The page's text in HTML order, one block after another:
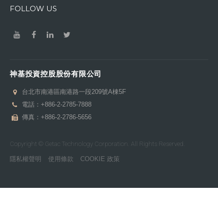
FOLLOW US
神基投資控股股份有限公司
台北市南港區南港路一段209號A棟5F
電話： +886-2-2785-7888
傳真：+886-2-2786-5656
Copyright © Getac Technology Corporation. All Rights Reserved.
隱私權聲明 使用條款 COOKIE 政策